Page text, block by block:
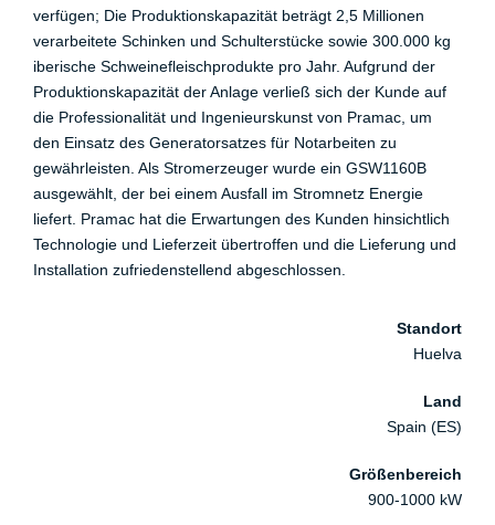
verfügen; Die Produktionskapazität beträgt 2,5 Millionen
verarbeitete Schinken und Schulterstücke sowie 300.000 kg
iberische Schweinefleischprodukte pro Jahr. Aufgrund der
Produktionskapazität der Anlage verließ sich der Kunde auf
die Professionalität und Ingenieurskunst von Pramac, um
den Einsatz des Generatorsatzes für Notarbeiten zu
gewährleisten. Als Stromerzeuger wurde ein GSW1160B
ausgewählt, der bei einem Ausfall im Stromnetz Energie
liefert. Pramac hat die Erwartungen des Kunden hinsichtlich
Technologie und Lieferzeit übertroffen und die Lieferung und
Installation zufriedenstellend abgeschlossen.
Standort
Huelva
Land
Spain (ES)
Größenbereich
900-1000 kW